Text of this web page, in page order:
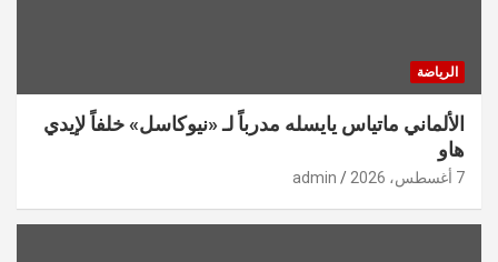
الرياضة
الألماني ماتياس يايسله مدرباً لـ «نيوكاسل» خلفاً لإيدي
هاو
7 أغسطس، 2026 admin